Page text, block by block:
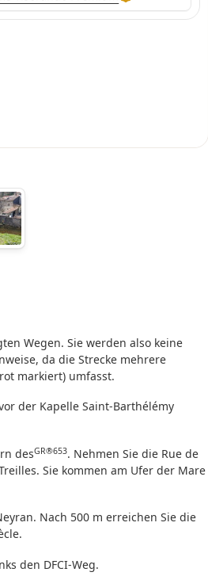
Wegen. Sie werden also keine
da die Strecke mehrere
markiert) umfasst.
der Kapelle Saint-Barthélémy
desGR®653. Nehmen Sie die Rue de
Sie kommen am Ufer der Mare
Nach 500 m erreichen Sie die
den DFCI-Weg.